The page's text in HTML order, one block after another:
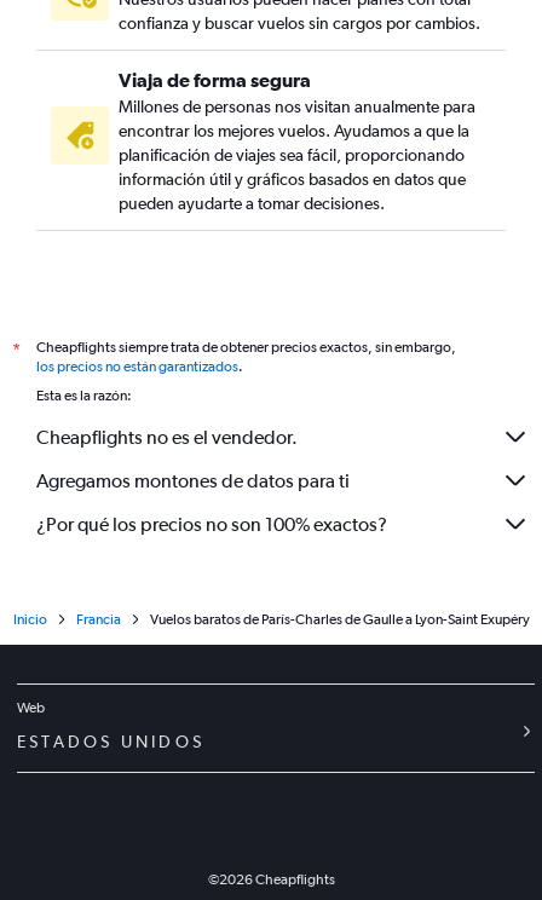
confianza y buscar vuelos sin cargos por cambios.
Viaja de forma segura
Millones de personas nos visitan anualmente para
encontrar los mejores vuelos. Ayudamos a que la
planificación de viajes sea fácil, proporcionando
información útil y gráficos basados en datos que
pueden ayudarte a tomar decisiones.
*
Cheapflights siempre trata de obtener precios exactos, sin embargo,
los precios no están garantizados.
Esta es la razón:
Cheapflights no es el vendedor.
Agregamos montones de datos para ti
¿Por qué los precios no son 100% exactos?
Inicio Francia Vuelos baratos de París-Charles de Gaulle a Lyon-Saint Exupéry
Web
ESTADOS UNIDOS
©2026Cheapflights